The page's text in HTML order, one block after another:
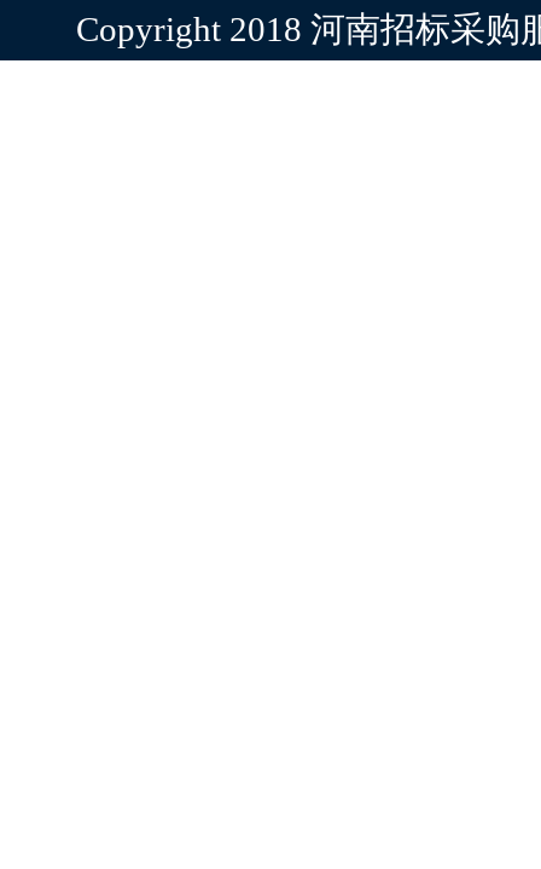
Copyright 2018 河南招标采